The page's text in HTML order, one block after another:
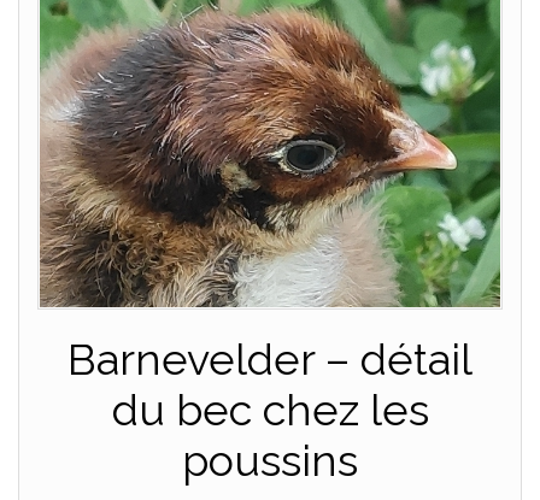
Barnevelder – détail
du bec chez les
poussins